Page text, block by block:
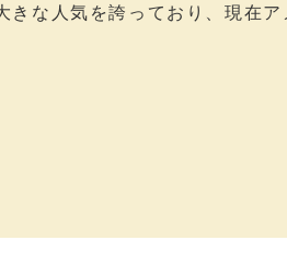
な人気を誇っており、現在